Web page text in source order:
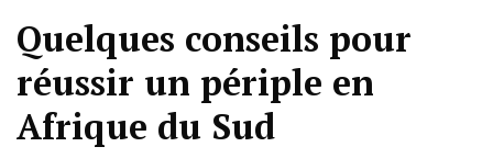
Quelques conseils pour
réussir un périple en
Afrique du Sud